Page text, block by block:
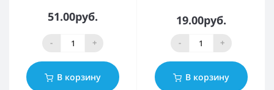
51.00руб.
- +
В корзину
19.00руб.
- +
В корзину